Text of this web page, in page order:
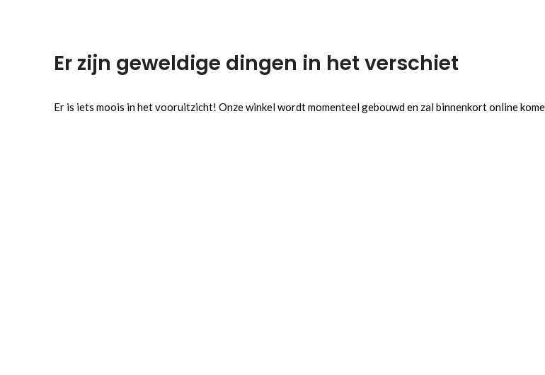
Er zijn geweldige dingen in het verschiet
Er is iets moois in het vooruitzicht! Onze winkel wordt momenteel gebouwd en zal binnenkort online